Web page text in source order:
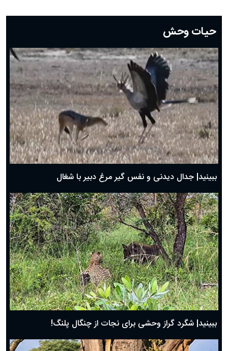
دعای روز بیستم ماه رمضان؛ ۱۹ اسفند ۱۴۰۴
دعای روز هشتم ماه مبارک رمضان؛ ۷ اسفند ماه ۱۴۰۴
دعای روز هفتم ماه رمضان؛ ۶ اسفند ۱۴۰۴
دعای روز ششم ماه رمضان؛ ۵ اسفند ۱۴۰۴
دعای روز پنجم ماه رمضان؛ ۴ اسفند ۱۴۰۴
دعای روز چهارم ماه مبارک رمضان؛ ۳ اسفند ۱۴۰۴
دعای روز سوم ماه مبارک رمضان؛ ۱۴ اسفند ۱۴۰۴
دعای روز دوم ماه مبارک رمضان ۱ اسفند ماه ۱۴۰۴
دعای روز اول ماه مبارک رمضان، ۳۰ بهمن ۱۴۰۴
حضرت زینب(س) چگونه از دنیا رفت؟
بهترین پیامک تبریک روز پدر ۱۴۰۴؛ جملات زیبا و صمیمانه
حیات وحش
ببینید| جدال دیدنی و نفس گیر مرغ دبیر با شغال
ببینید| شگرد گراز وحشی برای نجات از چنگال پلنگ!